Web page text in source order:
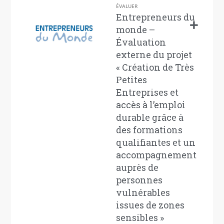
ÉVALUER
Entrepreneurs du
monde –
Évaluation
externe du projet
« Création de Très
Petites
Entreprises et
accès à l’emploi
durable grâce à
des formations
qualifiantes et un
accompagnement
auprès de
personnes
vulnérables
issues de zones
sensibles »